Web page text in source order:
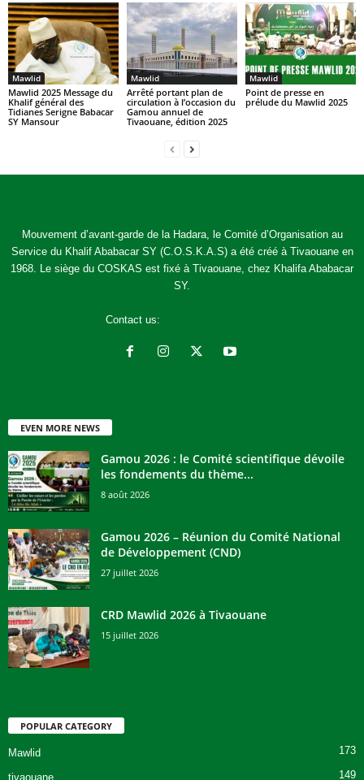
Mawlid
Mawlid 2025 Message du
Khalif général des
Tidianes Serigne Babacar
SY Mansour
Mawlid
Arrêté portant plan de
circulation à l’occasion du
Gamou annuel de
Tivaouane, édition 2025
Mawlid
Point de presse en
prélude du Mawlid 2025
Mouvement d’avant-garde de la Hadara, le Comité d’Organisation au
Service du Khalif Ababacar SY (C.O.S.K.A.S) a été créé à Tivaouane en
1968. Le siège du COSKAS est fixé à Tivaouane, chez Khalifa Ababacar
SY.
Contact us:
EVEN MORE NEWS
Gamou 2026 : le Comité scientifique dévoile
les fondements du thème...
8 août 2026
Gamou 2026 – Réunion du Comité National
de Développement (CND)
27 juillet 2026
CRD Mawlid 2026 à Tivaouane
15 juillet 2026
POPULAR CATEGORY
Mawlid 173
tivaouane 149